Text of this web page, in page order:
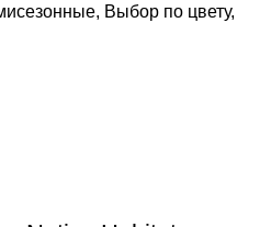
, Выбор по цвету,